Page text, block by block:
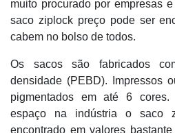
muito procurado por empresas
saco ziplock preço pode ser
cabem no bolso de todos.
Os sacos são fabricados
densidade (PEBD). Impressos
pigmentados em até 6
espaço na indústria o saco
encontrado em valores